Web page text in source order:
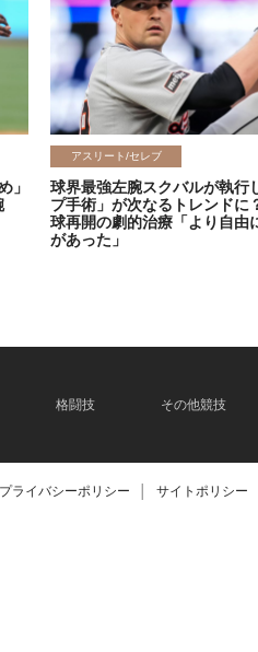
」
アスリート/セレブ
球界最強左腕スクバルが執行
プ手術」が次なるトレンド
球再開の劇的治療「より自由
があった」
格闘技 その他競技
プライバシーポリシー サイトポリシー